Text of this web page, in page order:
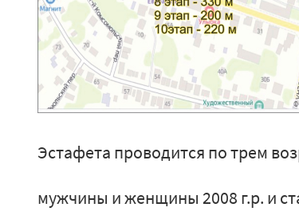
Эстафета проводится по трем
мужчины и женщины 2008 г.р. и